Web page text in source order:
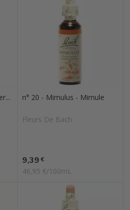
n° 20 - Mimulus - Mimule
Fleurs De Bach
Prix
9,39 €
46,95 €/100mL